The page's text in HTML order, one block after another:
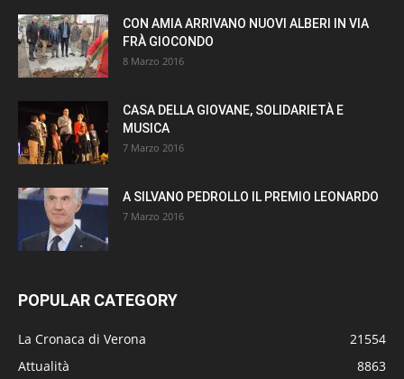
CON AMIA ARRIVANO NUOVI ALBERI IN VIA
FRÀ GIOCONDO
8 Marzo 2016
CASA DELLA GIOVANE, SOLIDARIETÀ E
MUSICA
7 Marzo 2016
A SILVANO PEDROLLO IL PREMIO LEONARDO
7 Marzo 2016
POPULAR CATEGORY
La Cronaca di Verona
21554
Attualità
8863